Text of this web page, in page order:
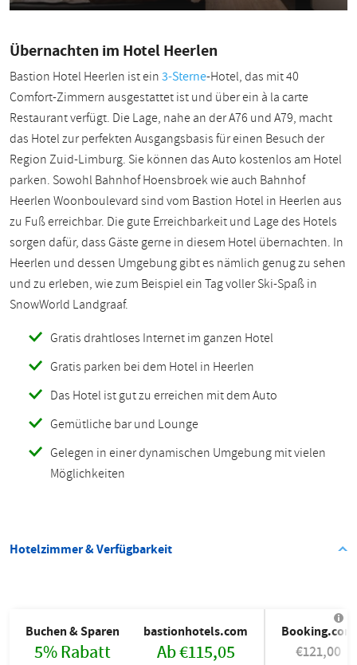
Übernachten im Hotel Heerlen
Bastion Hotel Heerlen ist ein3-Sterne-Hotel, das mit 40
Comfort-Zimmern ausgestattet ist und über ein à la carte
Restaurant verfügt. Die Lage, nahe an der A76 und A79, macht
das Hotel zur perfekten Ausgangsbasis für einen Besuch der
Region Zuid-Limburg. Sie können das Auto kostenlos am Hotel
parken. Sowohl Bahnhof Hoensbroek wie auch Bahnhof
Heerlen Woonboulevard sind vom Bastion Hotel in Heerlen aus
zu Fuß erreichbar. Die gute Erreichbarkeit und Lage des Hotels
sorgen dafür, dass Gäste gerne in diesem Hotel übernachten. In
Heerlen und dessen Umgebung gibt es nämlich genug zu sehen
und zu erleben, wie zum Beispiel ein Tag voller Ski-Spaß in
SnowWorld Landgraaf.
Gratis drahtloses Internet im ganzen Hotel
Gratis parken bei dem Hotel in Heerlen
Das Hotel ist gut zu erreichen mit dem Auto
Gemütliche bar und Lounge
Gelegen in einer dynamischen Umgebung mit vielen
Möglichkeiten
Hotelzimmer & Verfügbarkeit
Buchen & Sparen
5% Rabatt
bastionhotels.com
Ab €115,05
Booking.com
€121,00